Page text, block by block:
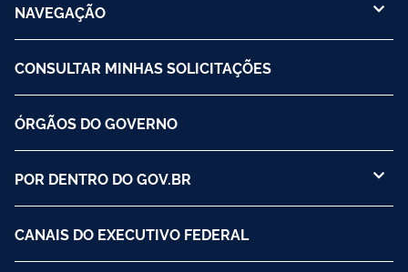
NAVEGAÇÃO
CONSULTAR MINHAS SOLICITAÇÕES
ÓRGÃOS DO GOVERNO
POR DENTRO DO GOV.BR
CANAIS DO EXECUTIVO FEDERAL